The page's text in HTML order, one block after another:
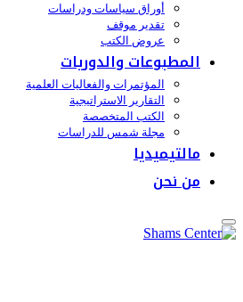
أوراق سياسات ودراسات
تقدير موقف
عروض الكتب
المطبوعات والدوريات
المؤتمرات والفعاليات العلمية
التقارير الاستراتيجية
الكتب المتخصصة
مجلة شمس للدراسات
مالتيميديا
من نحن